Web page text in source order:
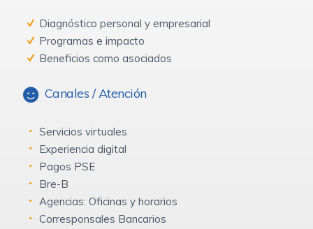
Diagnóstico personal y empresarial
Programas e impacto
Beneficios como asociados
Canales / Atención
Servicios virtuales
Experiencia digital
Pagos PSE
Bre-B
Agencias: Oficinas y horarios
Corresponsales Bancarios